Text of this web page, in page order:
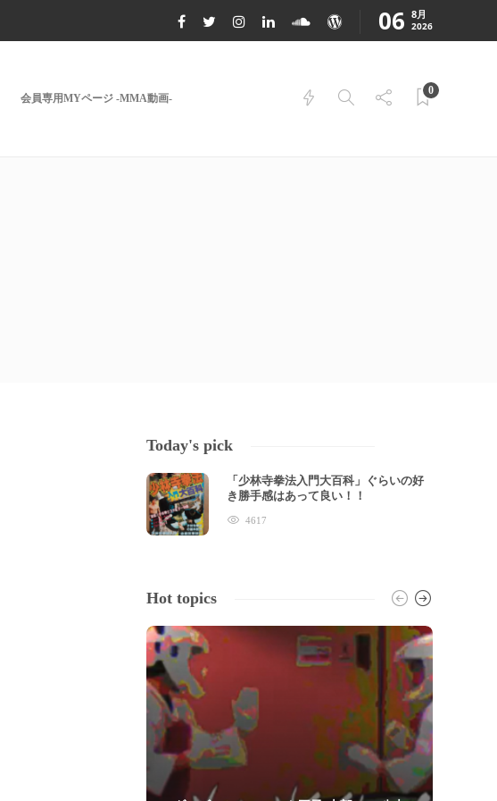
06 8月
2026
会員専用MYページ -MMA動画-
0
Today's pick
「少林寺拳法入門大百科」ぐらいの好
き勝手感はあって良い！！
4617
Hot topics